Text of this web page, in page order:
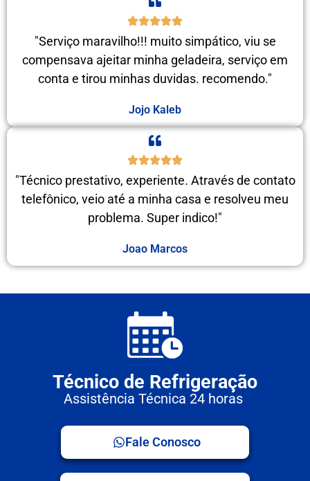
"Serviço maravilho!!! muito simpático, viu se
compensava ajeitar minha geladeira, serviço em
conta e tirou minhas duvidas. recomendo."
Jojo Kaleb
"Técnico prestativo, experiente. Através de contato
telefônico, veio até a minha casa e resolveu meu
problema. Super indico!"
Joao Marcos
Técnico de Refrigeração
Assistência Técnica 24 horas
Fale Conosco